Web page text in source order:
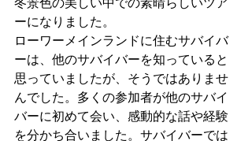
ーになりました。
ローワーメインランドに住むサバイバ
ーは、他のサバイバーを知っていると
思っていましたが、そうではありませ
んでした。多くの参加者が他のサバイ
バーに初めて会い、感動的な話や経験
を分かち合いました。サバイバーでは